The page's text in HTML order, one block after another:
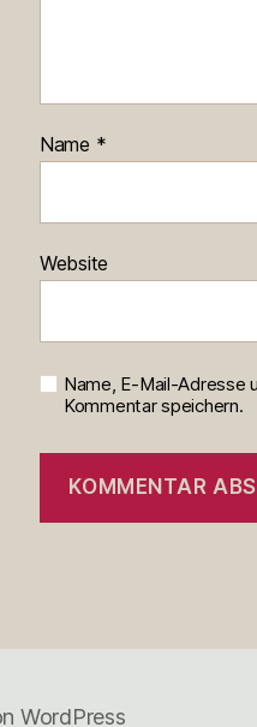
Name *
Website
Name, E-Mail-Adresse
Kommentar speichern.
WordPress